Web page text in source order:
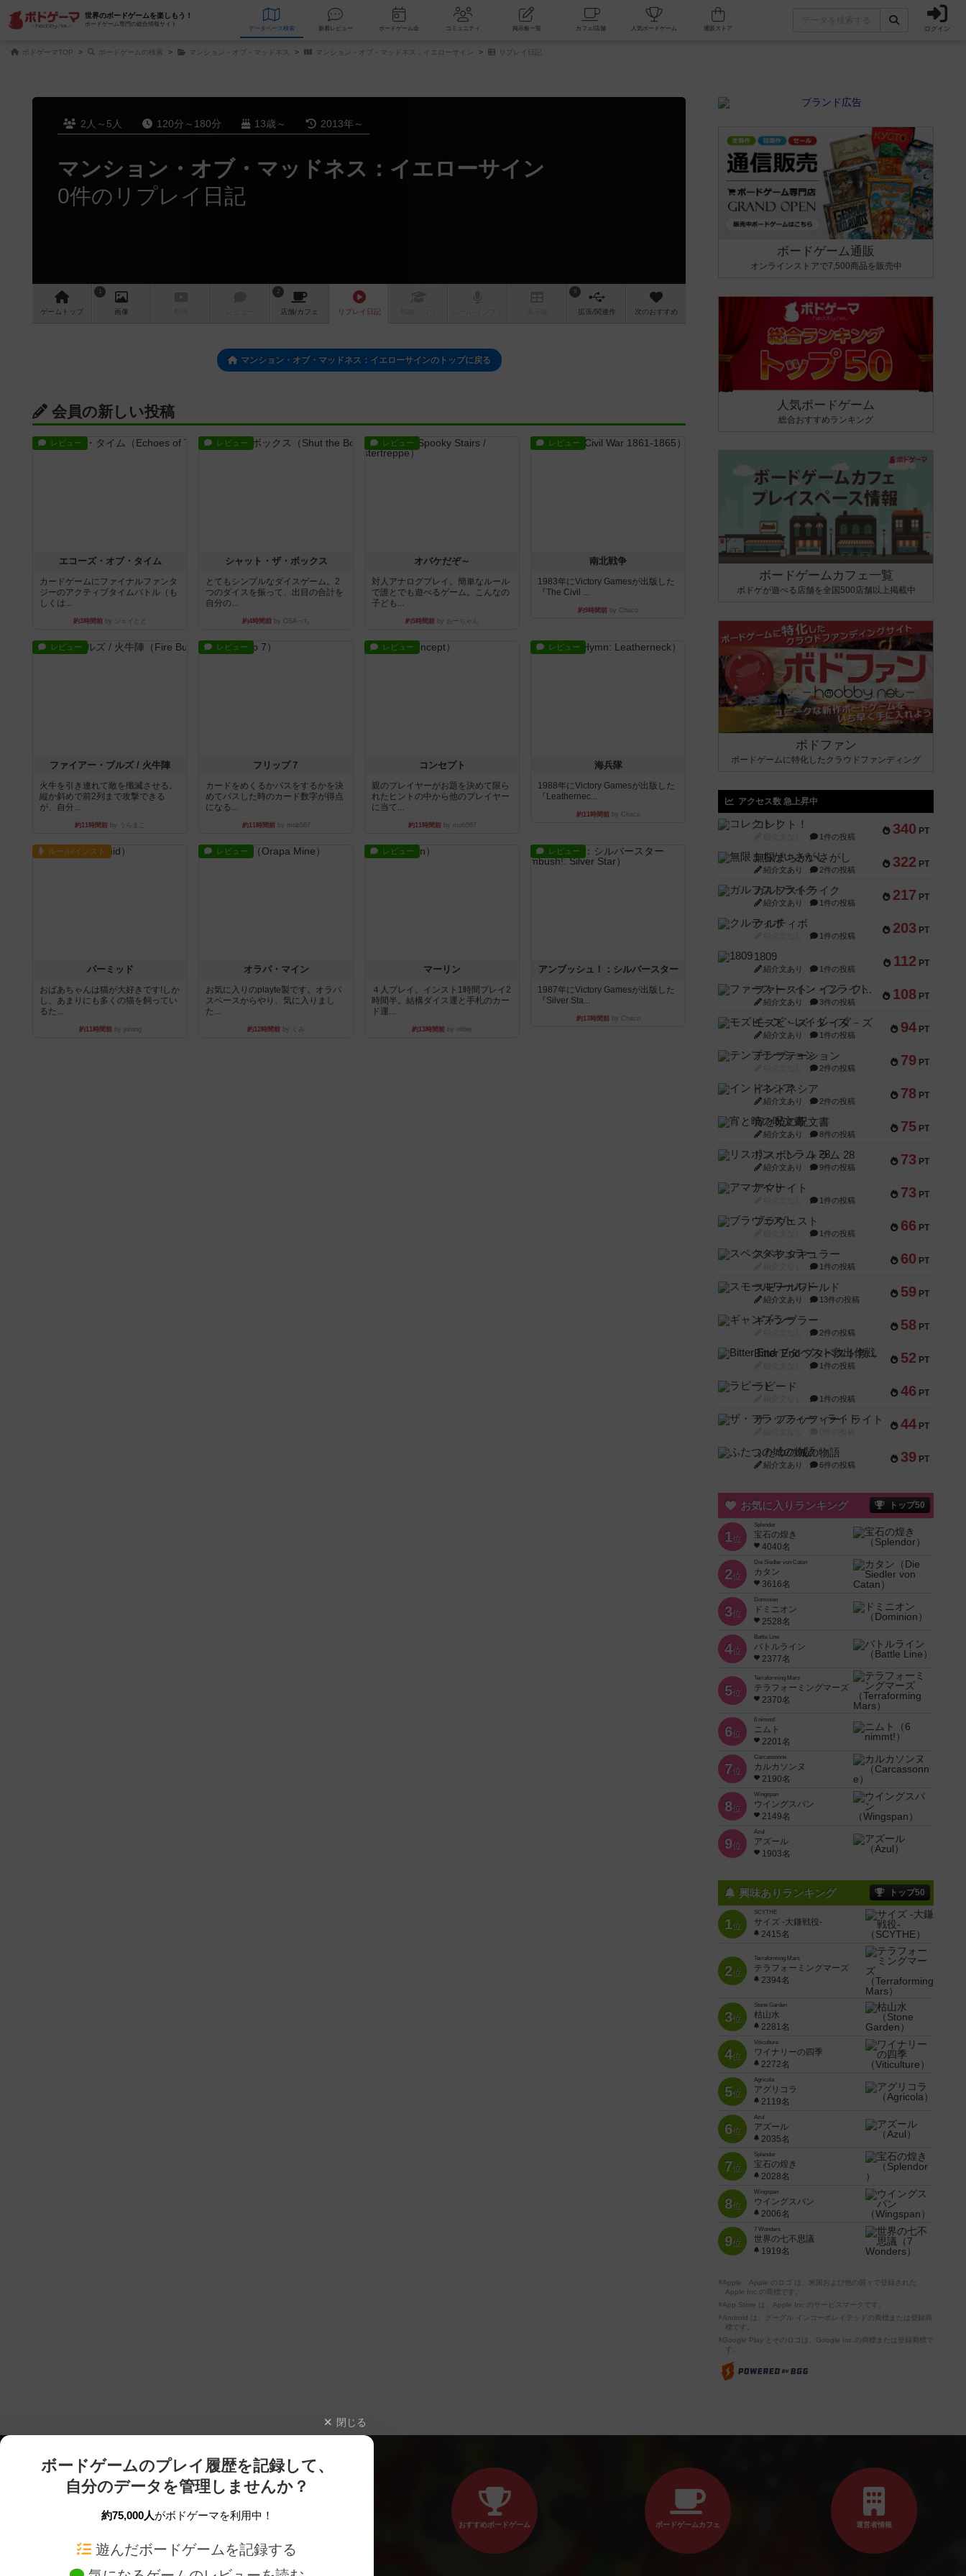
世界のボードゲームを楽しもう！
ボードゲーム専門の総合情報サイト
データベース 検索 新着レビュー ボードゲーム会 コミュニティ 掲示板一覧 カフェ/店舗 人気ボードゲーム ログイン
ボドゲーマTOP ボードゲームの検索 マンション・オブ・マッドネス マンション・オブ・マッドネス：イエローサイン リプレイ日記
2人～5人 120分～180分 13歳～ 2013年～
マンション・オブ・マッドネス：イエローサイン
0件のリプレイ日記
ゲーム トップ
1
画像
2
店舗/カフェ リプレイ 日記
9
拡張/関連作 次のおすすめ
マンション・オブ・マッドネス：イエローサインのトップに戻る
会員の新しい投稿
レビュー
エコーズ・オブ・タイム
カードゲームにファイナルファンタ
ジーのアクティブタイムバトル（も
しくは...
約3時間前 by ジェイとと
レビュー
シャット・ザ・ボックス
とてもシンプルなダイスゲーム。2
つのダイスを振って、出目の合計を
自分の...
約4時間前 by OSAっち
レビュー
オバケだぞ～
対人アナログプレイ。簡単なルール
で誰とでも遊べるゲーム。こんなの
子ども...
約5時間前 by おーちゃん
レビュー
南北戦争
1983年にVictory Gamesが出版した
『The Civil ...
約9時間前 by Chaco
レビュー
ファイアー・ブルズ / 火牛陣
火牛を引き連れて敵を殲滅させる。
縦か斜めで前2列まで攻撃できる
が、自分...
約11時間前 by うらまこ
レビュー
フリップ７
カードをめくるかパスをするかを決
めてパスした時のカード数字が得点
になる...
約11時間前by mob567
レビュー
コンセプト
親のプレイヤーがお題を決めて限ら
れたヒントの中から他のプレイヤー
に当て...
約11時間前by mob567
レビュー
海兵隊
1988年にVictory Gamesが出版した
『Leathernec...
約11時間前by Chaco
ルール/インスト
パーミッド
おばあちゃんは猫が大好きです!しか
し、あまりにも多くの猫を飼ってい
るた...
約11時間前by jurong
レビュー
オラパ・マイン
お気に入りのplayte製です。オラパ
スペースからやり、気に入りまし
た...
約12時間前 by くみ
レビュー
マーリン
４人プレイ。インスト1時間プレイ2
時間半。結構ダイス運と手札のカー
ド運...
約13時間前 by oliber
レビュー
アンブッシュ！：シルバースター
1987年にVictory Gamesが出版した
『Silver Sta...
約13時間前by Chaco
ボードゲーム通販
オンラインストアで7,500商品を販売中
人気ボードゲーム
総合おすすめランキング
ボードゲームカフェ一覧
ボドゲが遊べる店舗を全国500店舗以上掲載中
ボドファン
ボードゲームに特化したクラウドファンディング
アクセス数 急上昇中
340 PT
コレクト！
1件の投稿
322 PT
無限まちがいさがし
紹介文あり 2件の投稿
217 PT
ガルフストライク
紹介文あり 1件の投稿
203 PT
クルティボ
1件の投稿
112 PT
1809
紹介文あり 1件の投稿
108 PT
ファースト・イン・フライト
紹介文あり 3件の投稿
94 PT
モズビ－ズ・レイダ－ズ
紹介文あり 1件の投稿
79 PT
テンプテーション
2件の投稿
78 PT
インドネシア
紹介文あり 2件の投稿
75 PT
宵と暁の呪文書
紹介文あり 8件の投稿
73 PT
リスボン・トラム 28
紹介文あり 9件の投稿
73 PT
アマナイト
1件の投稿
66 PT
ブラヴェスト
1件の投稿
60 PT
スペクタキュラー
1件の投稿
59 PT
スモールワールド
紹介文あり 13件の投稿
58 PT
ギャンブラー
2件の投稿
52 PT
Bitter End ブタペスト救出作戦
1件の投稿
46 PT
ラピード
1件の投稿
44 PT
ザ・フラッフィー・ライト
39 PT
ふたつの城の物語
紹介文あり 6件の投稿
お気に入りランキング トップ50
1位
Splendor
宝石の煌き
4040名
2位
Die Siedler von Catan
カタン
3616名
3位
Dominion
ドミニオン
2528名
4位
Battle Line
バトルライン
2377名
5位
Terraforming Mars
テラフォーミングマーズ
2370名
6位
6 nimmt!
ニムト
2201名
7位
Carcassonne
カルカソンヌ
2190名
8位
Wingspan
ウイングスパン
2149名
9位
Azul
アズール
1903名
興味ありランキング トップ50
1位
SCYTHE
サイズ -大鎌戦役-
2415名
2位
Terraforming Mars
テラフォーミングマーズ
2394名
3位
Stone Garden
枯山水
2281名
4位
Viticulture
ワイナリーの四季
2272名
5位
Agricola
アグリコラ
2119名
6位
Azul
アズール
2035名
7位
Splendor
宝石の煌き
2028名
8位
Wingspan
ウイングスパン
2006名
9位
7 Wonders
世界の七不思議
1919名
※Apple、Apple のロゴ は、米国および他の国々で登録された
Apple Inc.の商標です。
※App Store は、Apple Inc.のサービスマークです。
※Android は、グーグル インコーポレイテッドの商標または登録商
標です。
※Google Play とそのロゴは、Google Inc.の商標または登録商標で
す。
閉じる
ボードゲームのプレイ履歴を記録して、
自分のデータを管理しませんか？
約75,000人がボドゲーマを利用中！
遊んだボードゲームを記録する
おすすめボードゲーム ボードゲームカフェ 運営者情報